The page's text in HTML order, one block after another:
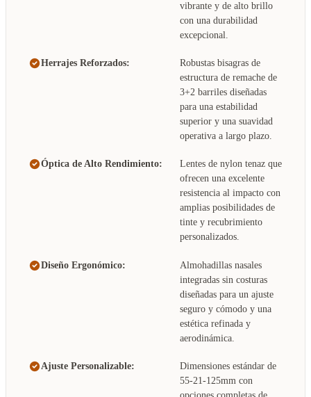
vibrante y de alto brillo
con una durabilidad
excepcional.
Herrajes Reforzados:
Robustas bisagras de
estructura de remache de
3+2 barriles diseñadas
para una estabilidad
superior y una suavidad
operativa a largo plazo.
Óptica de Alto Rendimiento:
Lentes de nylon tenaz que
ofrecen una excelente
resistencia al impacto con
amplias posibilidades de
tinte y recubrimiento
personalizados.
Diseño Ergonómico:
Almohadillas nasales
integradas sin costuras
diseñadas para un ajuste
seguro y cómodo y una
estética refinada y
aerodinámica.
Ajuste Personalizable:
Dimensiones estándar de
55-21-125mm con